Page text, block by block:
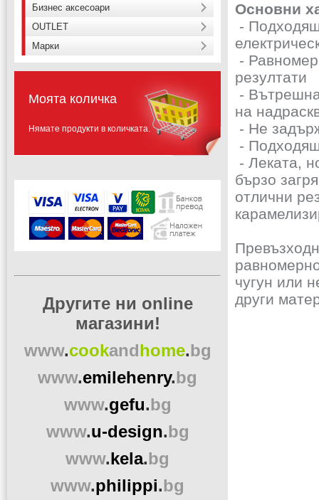
Основни
-
-
резултати
-
на
- Не
-
- Леката,
бързо
отлични
чугун или
други
Бизнес аксесоари
OUTLET
Марки
Моята количка
Нямате продукти в количката.
Другите ни online
магазини!
www.cookandhome.bg
www.emilehenry.bg
www.gefu.bg
www.u-design.bg
www.kela.bg
www.philippi.bg